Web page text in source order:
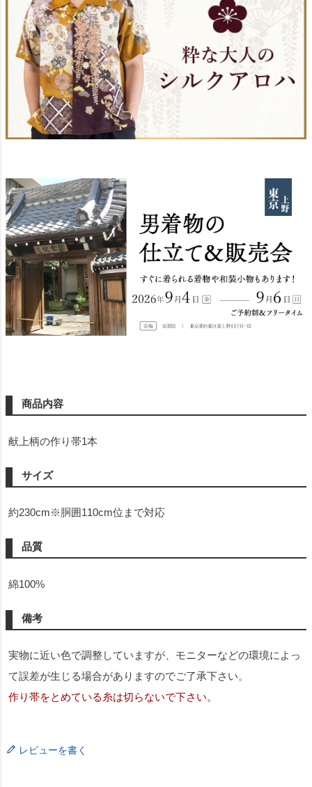
商品内容
献上柄の作り帯1本
サイズ
約230cm※胴囲110cm位まで対応
品質
綿100%
備考
実物に近い色で調整していますが、モニターなどの環境によっ
て誤差が生じる場合がありますのでご了承下さい。
作り帯をとめている糸は切らないで下さい。
レビューを書く